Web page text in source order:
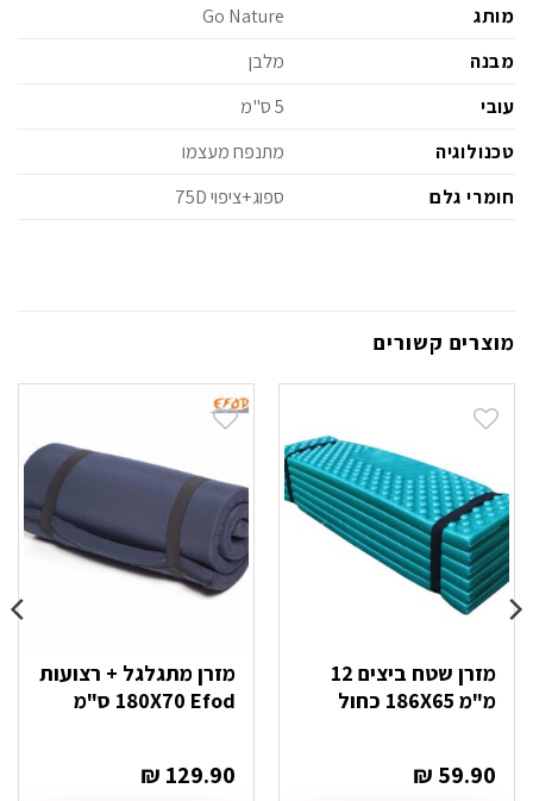
מותג
Go Nature
מבנה
מלבן
עובי
5 ס"מ
טכנולוגיה
מתנפח מעצמו
חומרי גלם
ספוג+ציפוי 75D
מוצרים קשורים
מזרן שטח ביצים 12
מ"מ 186X65 כחול
₪ 59.90
מזרן מתגלגל + רצועות
180X70 Efod ס"מ
₪ 129.90